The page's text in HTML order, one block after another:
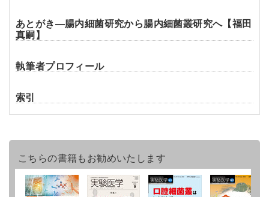
あとがき―腸内細菌研究から腸内細菌叢研究へ【福田
真嗣】
執筆者プロフィール
索引
こちらの書籍もお勧めいたします